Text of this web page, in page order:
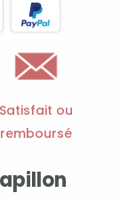
Satisfait ou
remboursé